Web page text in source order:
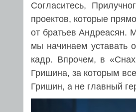
Согласитесь,
проектов, которые
от братьев Андреасян.
мы начинаем уставать
кадр. Впрочем, в
Гришина, за которым
Гришин, а не главный